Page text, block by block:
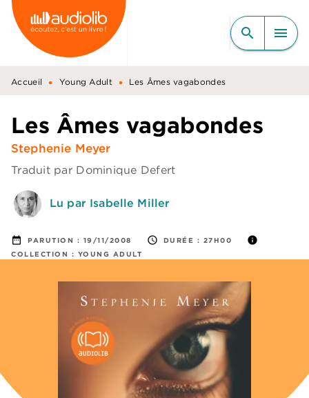
MENU RECHERCHE
CONTENU
PIED DE PAGE
search menu
Accueil • Young Adult • Les Âmes vagabondes
Les Âmes vagabondes
Stephenie Meyer
Traduit par Dominique Defert
Lu par Isabelle Miller
date_range PARUTION : 19/11/2008 access_time DURÉE : 27H00 info
COLLECTION : YOUNG ADULT